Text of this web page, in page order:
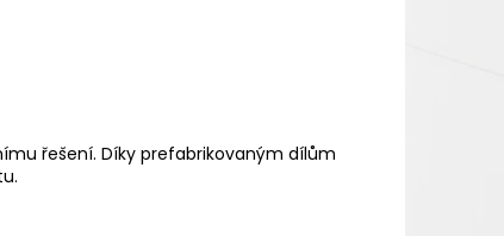
řešení. Díky prefabrikovaným dílům